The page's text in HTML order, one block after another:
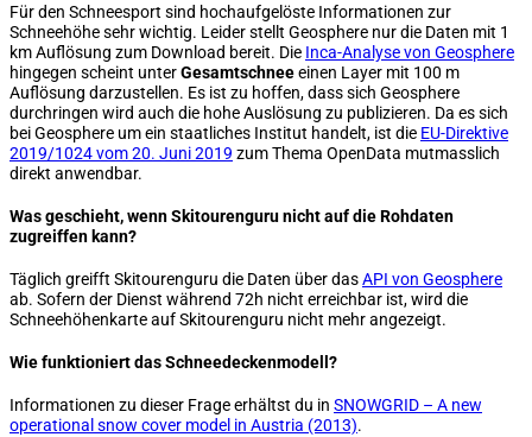
Für den Schneesport sind hochaufgelöste Informationen zur
Schneehöhe sehr wichtig. Leider stellt Geosphere nur die Daten mit 1
km Auflösung zum Download bereit. Die Inca-Analyse von Geosphere
hingegen scheint unterGesamtschneeeinen Layer mit 100 m
Auflösung darzustellen. Es ist zu hoffen, dass sich Geosphere
durchringen wird auch die hohe Auslösung zu publizieren. Da es sich
bei Geosphere um ein staatliches Institut handelt, ist die EU-Direktive
2019/1024 vom 20. Juni 2019 zum Thema OpenData mutmasslich
direkt anwendbar.
Was geschieht, wenn Skitourenguru nicht auf die Rohdaten
zugreiffen kann?
Täglich greifft Skitourenguru die Daten über dasAPI von Geosphere
ab. Sofern der Dienst während 72h nicht erreichbar ist, wird die
Schneehöhenkarte auf Skitourenguru nicht mehr angezeigt.
Wie funktioniert das Schneedeckenmodell?
Informationen zu dieser Frage erhältst du in SNOWGRID – A new
operational snow cover model in Austria (2013).